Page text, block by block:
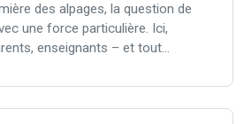
des alpages, la question de
une force particulière. Ici,
enseignants – et tout...